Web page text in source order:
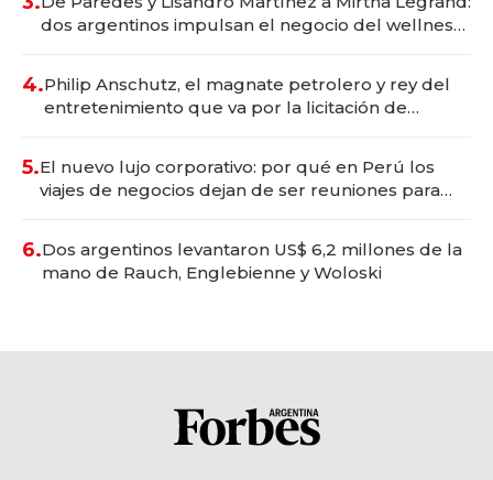
dos argentinos impulsan el negocio del wellness
4.Philip Anschutz, el magnate petrolero y rey del
entretenimiento que va por la licitación de
5.El nuevo lujo corporativo: por qué en Perú los
viajes de negocios dejan de ser reuniones para
6.Dos argentinos levantaron US$ 6,2 millones de la
mano de Rauch, Englebienne y Woloski